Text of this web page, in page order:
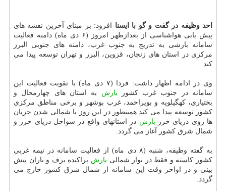
احد وظیفه در گفت و گو با ایسنا افزود: بر مبنای آخرین نقشه های
پیش یابی هواشناسی از بعدازظهر امروز (۶ دی ماه) دامنه فعالیت
سامانه بارشی به تدریج به جنوب غرب، دامنه های جنوبی البرز
مركزی در استان های زنجان، قزوین، البرز و تهران توسعه پیدا می
كند.
وی در ادامه اظهار داشت: فردا (۷ دی ماه) با تقویت فعالیت این
سامانه در جنوب غرب كشور بارش به استان های چهارمحال و
بختیاری، كهگیلویه و بویراحمد، غرب بوشهر و برخی مناطق مركزی
كشور توسعه پیدا می كند همینطور در این روز با شمالی شدن جریان
ها روی دریای خزر بارش در استانهای واقع در سواحل دریای خزر و
شمال شرق كشور آغاز می گردد.
به گفته وظیفه، شنبه (۸ دی ماه) از فعالیت سامانه در نیمه غربی
كشور كاسته و فقط در نوار شمالی بارش پراكنده برف و باران پیش
بینی و در اواخر وقت این سامانه از شمال شرق كشور خارج می
گردد.